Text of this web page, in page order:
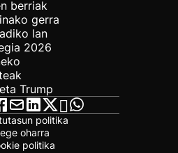
berriak
gerra
lan
2026
Trump
politika
oharra
politika